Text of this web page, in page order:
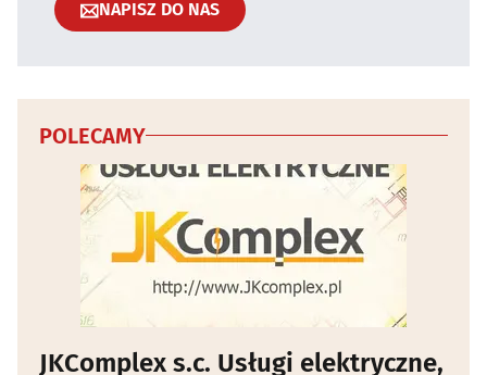
NAPISZ DO NAS
POLECAMY
JKComplex s.c. Usługi elektryczne,